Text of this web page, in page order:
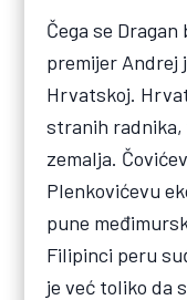
Čega se
premijer Andrej
Hrvatskoj.
stranih radnika,
zemalja.
Plenkovićevu
pune
Filipinci peru
je već toliko da